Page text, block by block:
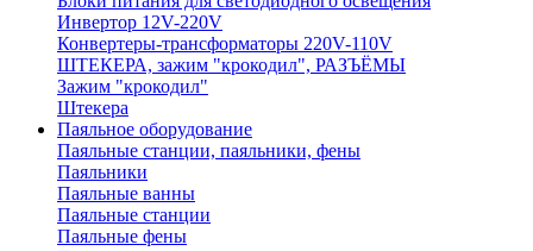
Инвертор 12V-220V
Конвертеры-трансформаторы 220V-110V
ШТЕКЕРА, зажим "крокодил", РАЗЪЁМЫ
Зажим "крокодил"
Штекера
Паяльное оборудование
Паяльные станции, паяльники, фены
Паяльники
Паяльные ванны
Паяльные станции
Паяльные фены